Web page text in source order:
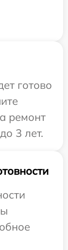
готово
ремонт
3 лет.